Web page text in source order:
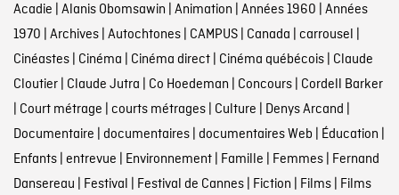
Acadie | Alanis Obomsawin | Animation | Années 1960 | Années
1970 | Archives| Autochtones| CAMPUS| Canada | carrousel |
Cinéastes| Cinéma | Cinéma direct| Cinéma québécois| Claude
Cloutier| Claude Jutra | Co Hoedeman | Concours| Cordell Barker
| Court métrage | courts métrages| Culture | Denys Arcand |
Documentaire | documentaires| documentaires Web | Éducation |
Enfants| entrevue | Environnement| Famille | Femmes| Fernand
Dansereau | Festival | Festival de Cannes| Fiction | Films| Films